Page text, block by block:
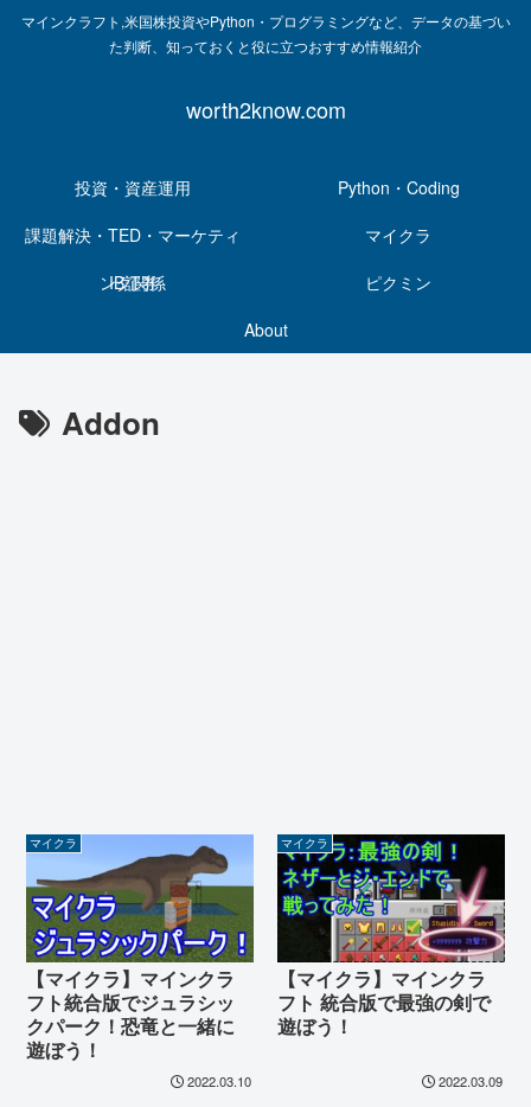
マインクラフト,米国株投資やPython・プログラミングなど、データの基づい
た判断、知っておくと役に立つおすすめ情報紹介
worth2know.com
投資・資産運用
Python・Coding
課題解決・TED・マーケティ
ング関係
マイクラ
IB証券
ピクミン
About
Addon
マイクラ
【マイクラ】マインクラ
フト統合版でジュラシッ
クパーク！恐竜と一緒に
遊ぼう！
2022.03.10
マイクラ
【マイクラ】マインクラ
フト 統合版で最強の剣で
遊ぼう！
2022.03.09